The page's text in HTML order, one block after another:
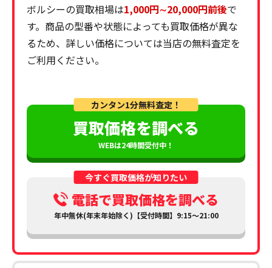
ボルシーの買取相場は1,000円∼20,000円前後で
す。商品の型番や状態によっても買取価格が異な
るため、詳しい価格については当店の無料査定を
ご利用ください。
カンタン1分無料査定！
買取価格を調べる
WEBは24時間受付中！
今すぐ買取価格が知りたい
電話で買取価格を調べる
年中無休(年末年始除く)【受付時間】9:15～21:00